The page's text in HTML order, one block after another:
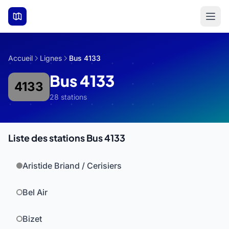
Aller au contenu principal
Accueil Lignes Bus 4133
4133 Bus 4133
28 stations
Liste des stations Bus 4133
Aristide Briand / Cerisiers
Bel Air
Bizet